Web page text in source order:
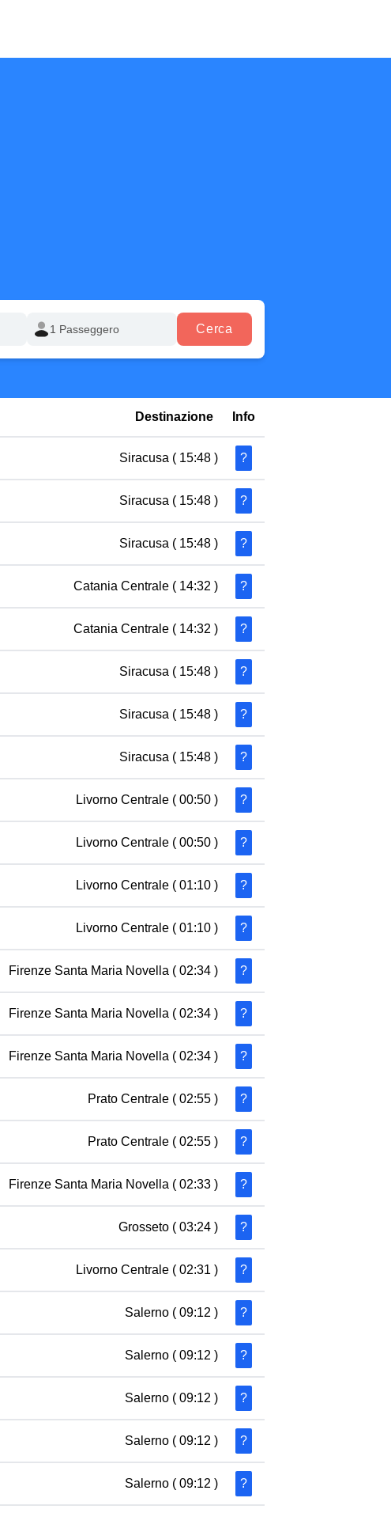
Cerca
Destinazione Info
Siracusa ( 15:48 ) ?
Siracusa ( 15:48 ) ?
Siracusa ( 15:48 ) ?
Catania Centrale ( 14:32 ) ?
Catania Centrale ( 14:32 ) ?
Siracusa ( 15:48 ) ?
Siracusa ( 15:48 ) ?
Siracusa ( 15:48 ) ?
Livorno Centrale ( 00:50 ) ?
Livorno Centrale ( 00:50 ) ?
Livorno Centrale ( 01:10 ) ?
Livorno Centrale ( 01:10 ) ?
Firenze Santa Maria Novella ( 02:34 ) ?
Firenze Santa Maria Novella ( 02:34 ) ?
Firenze Santa Maria Novella ( 02:34 ) ?
Prato Centrale ( 02:55 ) ?
Prato Centrale ( 02:55 ) ?
Firenze Santa Maria Novella ( 02:33 ) ?
Grosseto ( 03:24 ) ?
Livorno Centrale ( 02:31 ) ?
Salerno ( 09:12 ) ?
Salerno ( 09:12 ) ?
Salerno ( 09:12 ) ?
Salerno ( 09:12 ) ?
Salerno ( 09:12 ) ?